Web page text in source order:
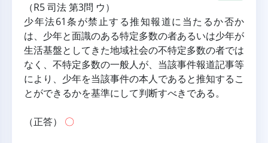
（R5 司法 第3問 ウ）
少年法61条が禁止する推知報道に当たるか否か
は、少年と面識のある特定多数の者あるいは少年が
生活基盤としてきた地域社会の不特定多数の者では
なく、不特定多数の一般人が、当該事件報道記事等
により、少年を当該事件の本人であると推知するこ
とができるかを基準にして判断すべきである。
（正答） 〇